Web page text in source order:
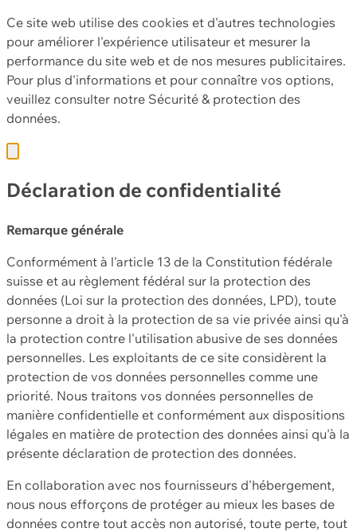
Ce site web utilise des cookies et d'autres technologies
pour améliorer l'expérience utilisateur et mesurer la
performance du site web et de nos mesures publicitaires.
Pour plus d'informations et pour connaître vos options,
veuillez consulter notre Sécurité & protection des
données.
Déclaration de confidentialité
Remarque générale
Conformément à l'article 13 de la Constitution fédérale
suisse et au règlement fédéral sur la protection des
données (Loi sur la protection des données, LPD), toute
personne a droit à la protection de sa vie privée ainsi qu'à
la protection contre l'utilisation abusive de ses données
personnelles. Les exploitants de ce site considèrent la
protection de vos données personnelles comme une
priorité. Nous traitons vos données personnelles de
manière confidentielle et conformément aux dispositions
légales en matière de protection des données ainsi qu'à la
présente déclaration de protection des données.
En collaboration avec nos fournisseurs d'hébergement,
nous nous efforçons de protéger au mieux les bases de
données contre tout accès non autorisé, toute perte, tout